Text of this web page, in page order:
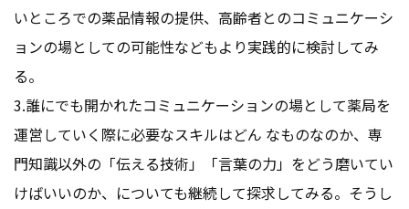
いところでの薬品情報の提供、高齢者とのコミュニケーシ
ョンの場としての可能性などもより実践的に検討してみ
る。
3.誰にでも開かれたコミュニケーションの場として薬局を
運営していく際に必要なスキルはどん なものなのか、専
門知識以外の「伝える技術」「言葉の力」をどう磨いてい
けばいいのか、についても継続して探求してみる。そうし